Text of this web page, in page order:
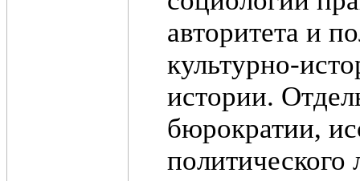
авторитета и
культурно-
истории.
бюрократии,
политического